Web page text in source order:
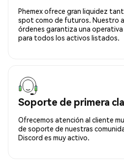
Phemex ofrece gran liquidez
spot como de futuros. Nuestro
órdenes garantiza una
para todos los activos listados.
Soporte de primera
Ofrecemos atención al cliente
de soporte de nuestras
Discord es muy activo.